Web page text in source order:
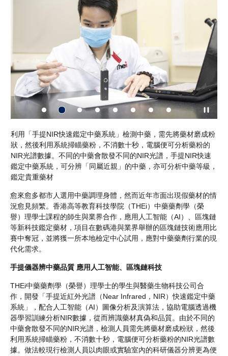
利用「手提NIR快速鑑定中藥系統」檢測中藥，需先將藥材磨成粉
狀，然後利用系統掃瞄藥粉，不消數十秒，電腦便可分析藥粉的
NIR光譜數據。不同的中藥會散發不同的NIR光譜，手提NIR快速
鑑定中藥系統，可分辨「同屬近親」的中藥，亦可分析中藥等級，
鑑定貴重藥材
愈來愈多都市人選用中藥調理身體，然而近年市面出現假藥材的情
況愈見頻繁。香港高等教育科技學院（THEi）中藥藥劑學（榮
譽）理學士課程的師生與業界合作，應用人工智能（AI）、區塊鏈
等新科技鑑定藥材，項目在數碼港與業界舉辦的區塊鏈技術應用比
賽中奪冠，並將獲一所本地檢定中心試用，應對中藥藥劑行業的現
代化需求。
手提儀器辨中藥品質 應用人工智能、區塊鏈科技
THEi中藥藥劑學（榮譽）理學士的學生與醫藥生物科技公司合
作，開發「手提近紅外光譜（Near Infrared，NIR）快速鑑定中藥
系統」，配合人工智能（AI）圖像分析及演算法，協助電腦透過機
器學習訓練分析NIR數據，從而辨識藥材真偽和品質。由於不同的
中藥會散發不同的NIR光譜，檢測人員需先將藥材磨成粉狀，然後
利用系統掃瞄藥粉，不消數十秒，電腦便可分析藥粉的NIR光譜數
據。做法較現行檢測人員以肉眼或實驗室內的科研儀器分辨更為便